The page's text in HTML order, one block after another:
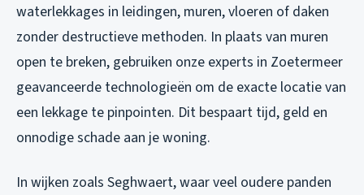
waterlekkages in leidingen, muren, vloeren of daken
zonder destructieve methoden. In plaats van muren
open te breken, gebruiken onze experts in Zoetermeer
geavanceerde technologieën om de exacte locatie van
een lekkage te pinpointen. Dit bespaart tijd, geld en
onnodige schade aan je woning.
In wijken zoals Seghwaert, waar veel oudere panden